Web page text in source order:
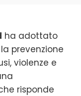
ha adottato
prevenzione
violenze e
risponde